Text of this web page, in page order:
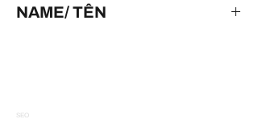
NAME/ TÊN
SEO